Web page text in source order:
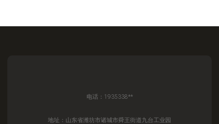
电话：1935338**
地址：山东省潍坊市诸城市舜王街道九台工业园